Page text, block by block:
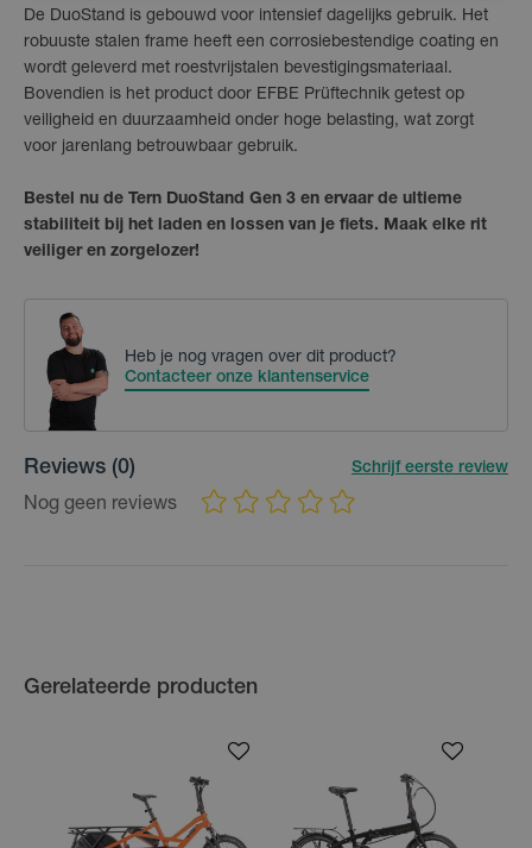
De DuoStand is gebouwd voor intensief dagelijks gebruik. Het
robuuste stalen frame heeft een corrosiebestendige coating en
wordt geleverd met roestvrijstalen bevestigingsmateriaal.
Bovendien is het product door EFBE Prüftechnik getest op
veiligheid en duurzaamheid onder hoge belasting, wat zorgt
voor jarenlang betrouwbaar gebruik.
Bestel nu de Tern DuoStand Gen 3 en ervaar de ultieme
stabiliteit bij het laden en lossen van je fiets. Maak elke rit
veiliger en zorgelozer!
Heb je nog vragen over dit product?
Contacteer onze klantenservice
Reviews (0) Schrijf eerste review
Nog geen reviews
Gerelateerde producten